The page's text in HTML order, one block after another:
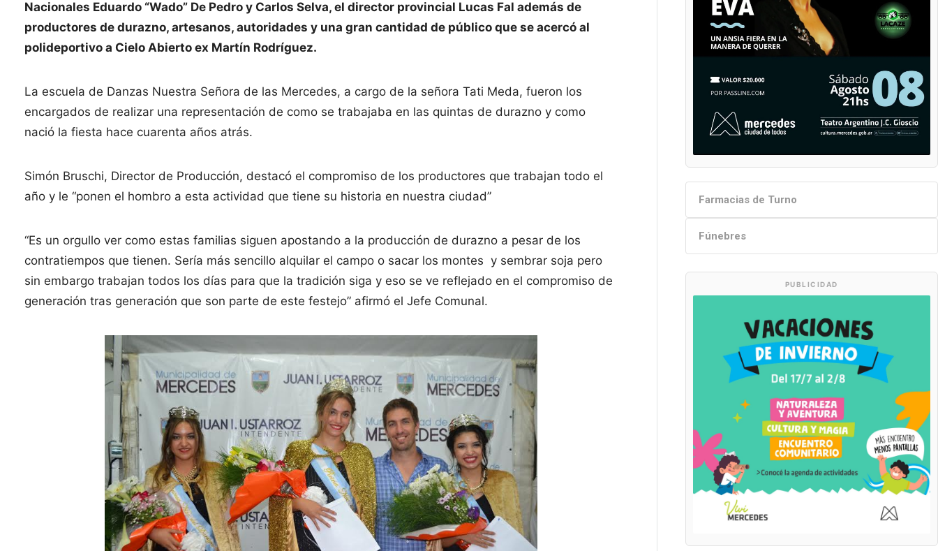
Nacionales Eduardo “Wado” De Pedro y Carlos Selva, el director provincial Lucas Fal además de
productores de durazno, artesanos, autoridades y una gran cantidad de público que se acercó al
polideportivo a Cielo Abierto ex Martín Rodríguez.
La escuela de Danzas Nuestra Señora de las Mercedes, a cargo de la señora Tati Meda, fueron los
encargados de realizar una representación de como se trabajaba en las quintas de durazno y como
nació la fiesta hace cuarenta años atrás.
Simón Bruschi, Director de Producción, destacó el compromiso de los productores que trabajan todo el
año y le “ponen el hombro a esta actividad que tiene su historia en nuestra ciudad”
“Es un orgullo ver como estas familias siguen apostando a la producción de durazno a pesar de los
contratiempos que tienen. Sería más sencillo alquilar el campo o sacar los montes y sembrar soja pero
sin embargo trabajan todos los días para que la tradición siga y eso se ve reflejado en el compromiso de
generación tras generación que son parte de este festejo” afirmó el Jefe Comunal.
Farmacias de Turno
Fúnebres
PUBLICIDAD